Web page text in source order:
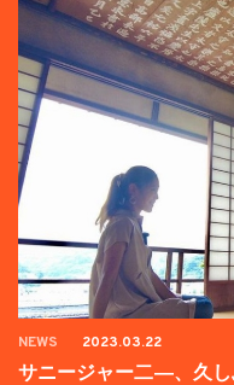
NEWS 2023.03.22
サニージャー二―、久し